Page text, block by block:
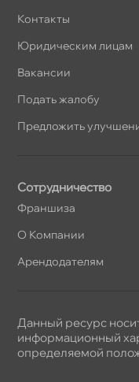
Контакты
Юридическим лицам
акансии
Подать жалобу
Предложить
Сотрудничество
Франшиза
О Компании
Арендодателям
Данный ресурс
информационный
определяемой